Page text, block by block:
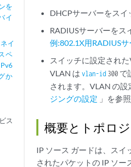
を
イ
イ
ペ
か
ス
DHCPサーバーをスイ
RADIUSサーバーをス
例:802.1X用RADIUS
スイッチに設定され
VLAN はvlan-id 300 で
されます。VLAN の
ジングの設定 」を参
概要とトポロ
IP ソース ガードは、ス
されたパケットの IP ソ